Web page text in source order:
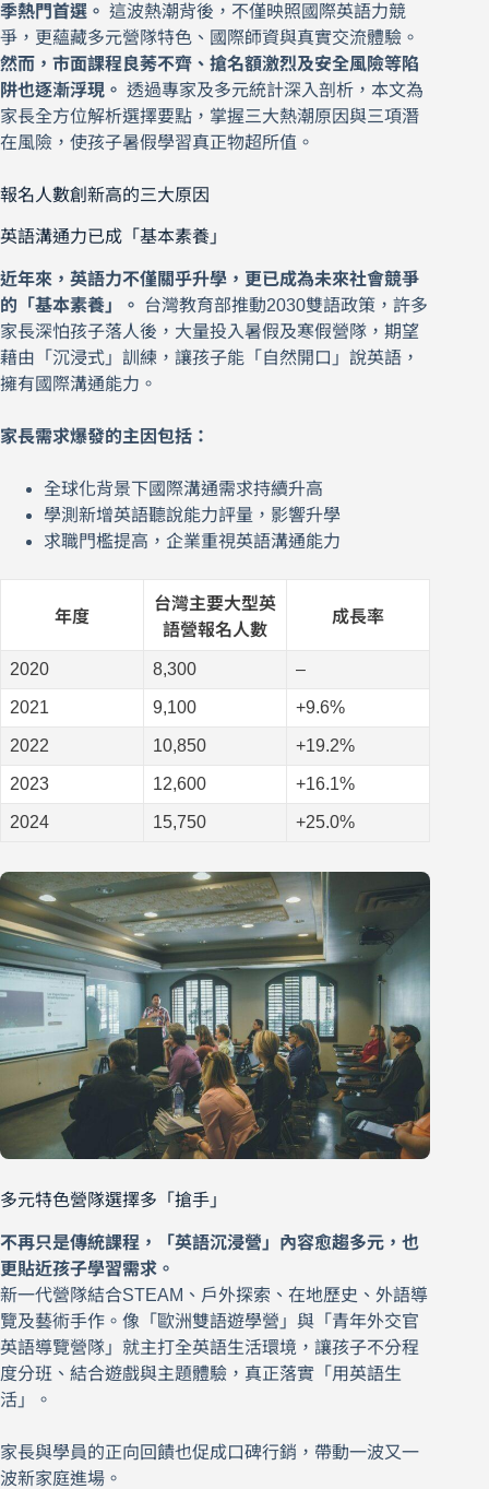
季熱門首選。 這波熱潮背後，不僅映照國際英語力競
爭，更蘊藏多元營隊特色、國際師資與真實交流體驗。
然而，市面課程良莠不齊、搶名額激烈及安全風險等陷
阱也逐漸浮現。 透過專家及多元統計深入剖析，本文為
家長全方位解析選擇要點，掌握三大熱潮原因與三項潛
在風險，使孩子暑假學習真正物超所值。
報名人數創新高的三大原因
英語溝通力已成「基本素養」
近年來，英語力不僅關乎升學，更已成為未來社會競爭
的「基本素養」。 台灣教育部推動2030雙語政策，許多
家長深怕孩子落人後，大量投入暑假及寒假營隊，期望
藉由「沉浸式」訓練，讓孩子能「自然開口」說英語，
擁有國際溝通能力。
家長需求爆發的主因包括：
全球化背景下國際溝通需求持續升高
學測新增英語聽說能力評量，影響升學
求職門檻提高，企業重視英語溝通能力
年度
台灣主要大型英
語營報名人數
成長率
2020 8,300 –
2021 9,100 +9.6%
2022 10,850 +19.2%
2023 12,600 +16.1%
2024 15,750 +25.0%
多元特色營隊選擇多「搶手」
不再只是傳統課程，「英語沉浸營」內容愈趨多元，也
更貼近孩子學習需求。
新一代營隊結合STEAM、戶外探索、在地歷史、外語導
覽及藝術手作。像「歐洲雙語遊學營」與「青年外交官
英語導覽營隊」就主打全英語生活環境，讓孩子不分程
度分班、結合遊戲與主題體驗，真正落實「用英語生
活」。
家長與學員的正向回饋也促成口碑行銷，帶動一波又一
波新家庭進場。